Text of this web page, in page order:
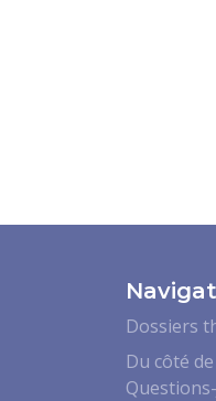
Dossiers
Du côté de